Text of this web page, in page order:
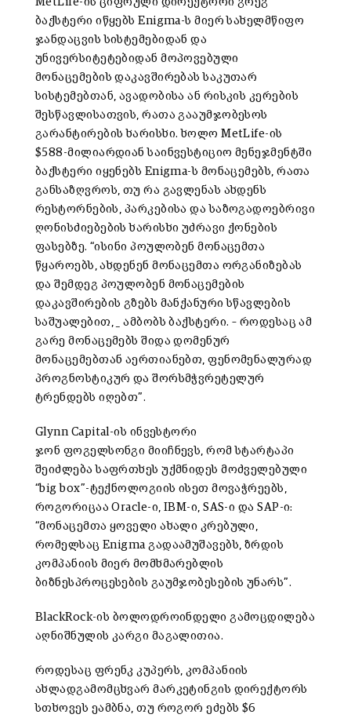
ბაქსტერი იწყებს Enigma-ს მიერ სახელმწიფო
ჯანდაცვის სისტემებიდან და
უნივერსიტეტებიდან მოპოვებული
მონაცემების დაკავშირებას საკუთარ
სისტემებთან, ავადობისა ან რისკის კერების
შესწავლისათვის, რათა გააუმჯობესოს
გარანტირების ხარისხი. ხოლო MetLife-ის
$588-მილიარდიან საინვესტიციო მენეჯმენტში
ბაქსტერი იყენებს Enigma-ს მონაცემებს, რათა
განსაზღვროს, თუ რა გავლენას ახდენს
რესტორნების, პარკებისა და საზოგადოებრივი
ღონისძიებების ხარისხი უძრავი ქონების
ფასებზე. “ისინი პოულობენ მონაცემთა
წყაროებს, ახდენენ მონაცემთა ორგანიზებას
და შემდეგ პოულობენ მონაცემების
დაკავშირების გზებს მანქანური სწავლების
საშუალებით, _ ამბობს ბაქსტერი. – როდესაც ამ
გარე მონაცემებს შიდა დომენურ
მონაცემებთან აერთიანებთ, ფენომენალურად
პროგნოსტიკურ და შორსმჭვრეტელურ
ტრენდებს იღებთ”.
Glynn Capital-ის ინვესტორი
ჯონ ფოგელსონგი მიიჩნევს, რომ სტარტაპი
შეიძლება საფრთხეს უქმნიდეს მოძველებული
“big box”-ტექნოლოგიის ისეთ მოვაჭრეებს,
როგორიცაა Oracle-ი, IBM-ი, SAS-ი და SAP-ი:
“მონაცემთა ყოველი ახალი კრებული,
რომელსაც Enigma გადაამუშავებს, ზრდის
კომპანიის მიერ მომხმარებლის
ბიზნესპროცესების გაუმჯობესების უნარს”.
BlackRock-ის ბოლოდროინდელი გამოცდილება
აღნიშნულის კარგი მაგალითია.
როდესაც ფრენკ კუპერს, კომპანიის
ახლადგამომცხვარ მარკეტინგის დირექტორს
სთხოვეს ეამბნა, თუ როგორ ეძებს $6